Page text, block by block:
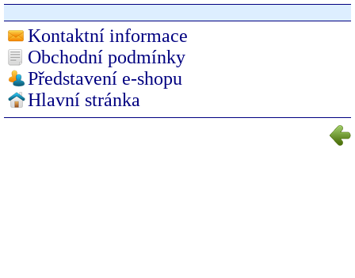
Kontaktní informace
Obchodní podmínky
Představení e-shopu
Hlavní stránka